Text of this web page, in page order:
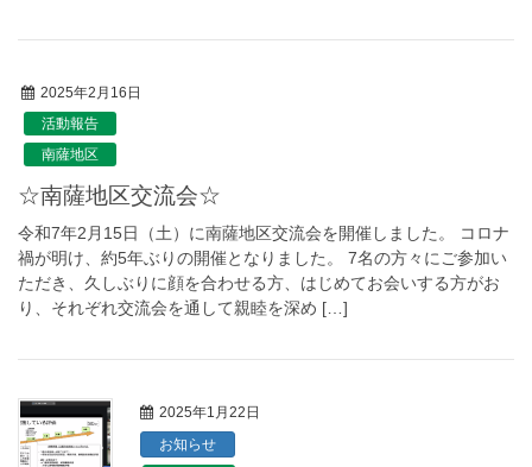
2025年2月16日
活動報告
南薩地区
☆南薩地区交流会☆
令和7年2月15日（土）に南薩地区交流会を開催しました。 コロナ
禍が明け、約5年ぶりの開催となりました。 7名の方々にご参加い
ただき、久しぶりに顔を合わせる方、はじめてお会いする方がお
り、それぞれ交流会を通して親睦を深め […]
2025年1月22日
お知らせ